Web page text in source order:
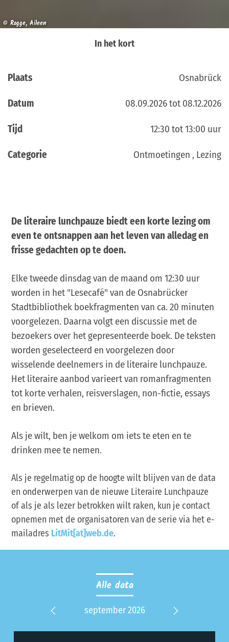
© Rogge, Aileen
In het kort
Plaats Osnabrück
Datum 08.09.2026 tot 08.12.2026
Tijd 12:30 tot 13:00 uur
Categorie Ontmoetingen , Lezing
De literaire lunchpauze biedt een korte lezing om
even te ontsnappen aan het leven van alledag en
frisse gedachten op te doen.
Elke tweede dinsdag van de maand om 12:30 uur
worden in het "Lesecafé" van de Osnabrücker
Stadtbibliothek boekfragmenten van ca. 20 minuten
voorgelezen. Daarna volgt een discussie met de
bezoekers over het gepresenteerde boek. De teksten
worden geselecteerd en voorgelezen door
wisselende deelnemers in de literaire lunchpauze.
Het literaire aanbod varieert van romanfragmenten
tot korte verhalen, reisverslagen, non-fictie, essays
en brieven.
Als je wilt, ben je welkom om iets te eten en te
drinken mee te nemen.
Als je regelmatig op de hoogte wilt blijven van de data
en onderwerpen van de nieuwe Literaire Lunchpauze
of als je als lezer betrokken wilt raken, kun je contact
opnemen met de organisatoren van de serie via het e-
mailadres LitMit[at]web.de.
Alle data
september 2026